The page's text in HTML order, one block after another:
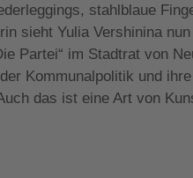
stahlblaue
sieht Yulia Vershinina
Partei“ im Stadtrat von
Kommunalpolitik und
das ist eine Art von